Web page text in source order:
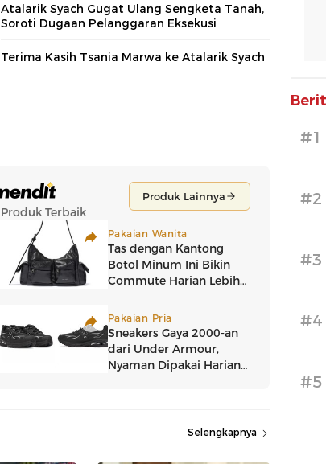
Atalarik Syach Gugat Ulang Sengketa Tanah,
Soroti Dugaan Pelanggaran Eksekusi
Terima Kasih Tsania Marwa ke Atalarik Syach
Selengkapnya
#1
#2
#3
#4
#5